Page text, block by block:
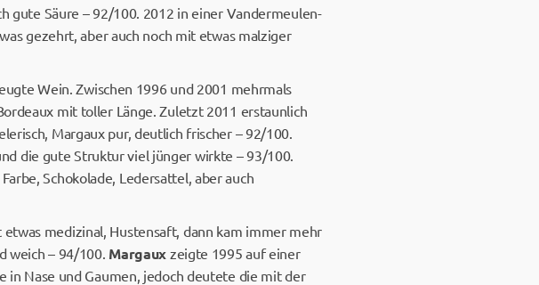
gute Säure – 92/100. 2012 in einer Vandermeulen-
gezehrt, aber auch noch mit etwas malziger
Wein. Zwischen 1996 und 2001 mehrmals
mit toller Länge. Zuletzt 2011 erstaunlich
Margaux pur, deutlich frischer – 92/100.
die gute Struktur viel jünger wirkte – 93/100.
Schokolade, Ledersattel, aber auch
medizinal, Hustensaft, dann kam immer mehr
weich – 94/100. Margaux zeigte 1995 auf einer
in Nase und Gaumen, jedoch deutete die mit der